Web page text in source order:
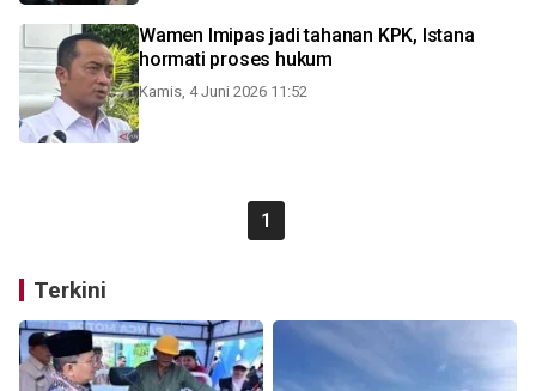
Wamen Imipas jadi tahanan KPK, Istana
hormati proses hukum
Kamis, 4 Juni 2026 11:52
1
Terkini